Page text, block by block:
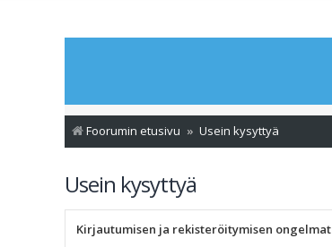
Foorumin etusivu Usein kysyttyä
Usein kysyttyä
Kirjautumisen ja rekisteröitymisen ongelmat